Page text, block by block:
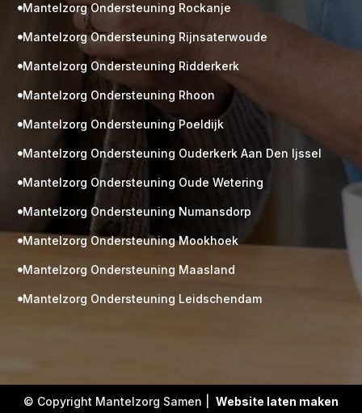
Gratis
M
Neem vrijblijvend contact op!
Hoog gekwalificeerd
 Mantelzorg Ondersteuning Rockanje
 Mantelzorg Ondersteuning Rijnsaterwoude
 Mantelzorg Ondersteuning Ridderkerk
 Mantelzorg Ondersteuning Rhoon
 Mantelzorg Ondersteuning Poeldijk
 Mantelzorg Ondersteuning Ouderkerk Aan Den Ijssel
 Mantelzorg Ondersteuning Oude Wetering
 Mantelzorg Ondersteuning Numansdorp
 Mantelzorg Ondersteuning Mookhoek
 Mantelzorg Ondersteuning Maasland
 Mantelzorg Ondersteuning Leidschendam
© Copyright Mantelzorg Samen | Website laten maken